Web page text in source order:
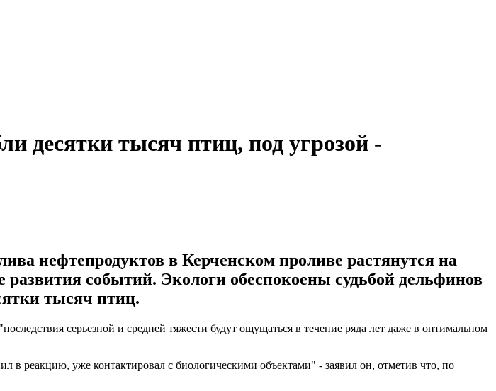
десятки тысяч птиц, под угрозой -
нефтепродуктов в Керченском проливе растянутся на
событий. Экологи обеспокоены судьбой дельфинов
тысяч птиц.
серьезной и средней тяжести будут ощущаться в течение ряда лет даже в оптимальном
реакцию, уже контактировал с биологическими объектами" - заявил он, отметив что, по